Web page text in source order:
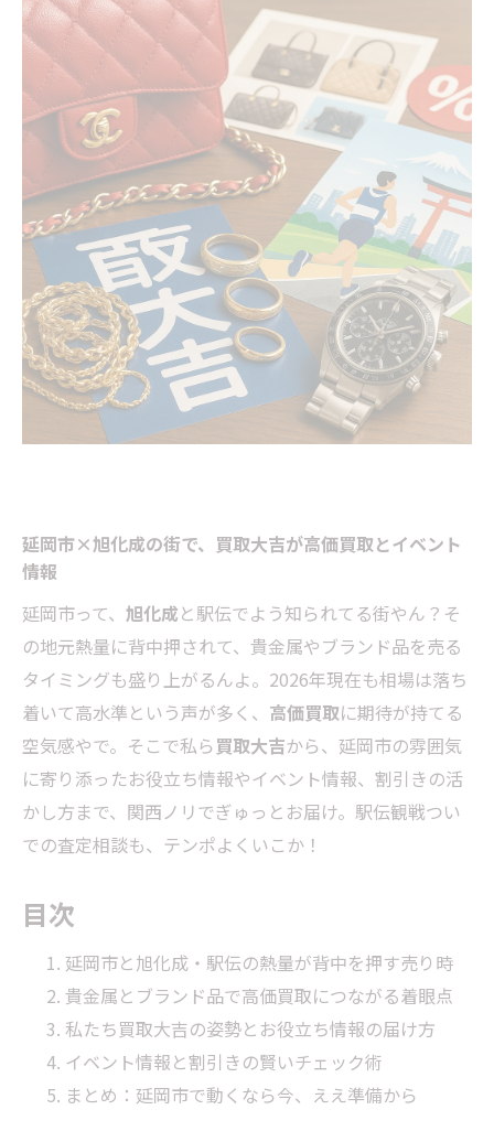
延岡市×旭化成の街で、買取大吉が高価買取とイベント
情報
延岡市って、 旭化成と駅伝でよう知られてる街やん？そ
の地元熱量に背中押されて、貴金属やブランド品を売る
タイミングも盛り上がるんよ。2026年現在も相場は落ち
着いて高水準という声が多く、 高価買取に期待が持てる
空気感やで。そこで私ら 買取大吉から、延岡市の雰囲気
に寄り添ったお役立ち情報やイベント情報、割引きの活
かし方まで、関西ノリでぎゅっとお届け。駅伝観戦つい
での査定相談も、テンポよくいこか！
目次
延岡市と旭化成・駅伝の熱量が背中を押す売り時
貴金属とブランド品で高価買取につながる着眼点
私たち買取大吉の姿勢とお役立ち情報の届け方
イベント情報と割引きの賢いチェック術
まとめ：延岡市で動くなら今、ええ準備から